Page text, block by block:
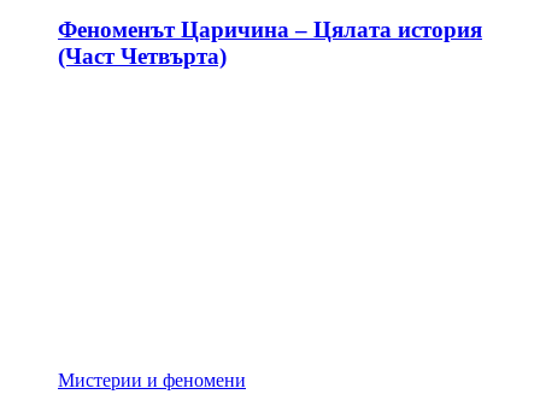
Феноменът Царичина – Цялата история
(Част Четвърта)
Мистерии и феномени